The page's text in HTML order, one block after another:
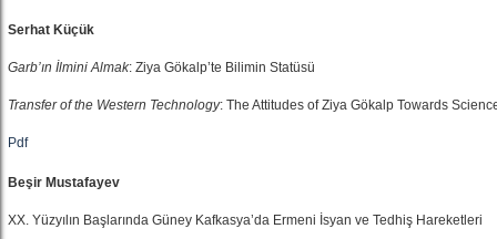
Serhat Küçük
Garb’ın İlmini Almak: Ziya Gökalp’te Bilimin Statüsü
Transfer of the Western Technology: The Attitudes of Ziya Gökalp Towards
Pdf
Beşir Mustafayev
XX. Yüzyılın Başlarında Güney Kafkasya’da Ermeni İsyan ve Tedhiş Hareketleri